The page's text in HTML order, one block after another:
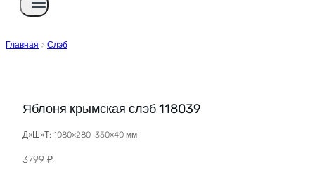
Главная > Слэб
Яблоня крымская слэб 118039
Д×Ш×Т: 1080×280-350×40 мм
3799 ₽